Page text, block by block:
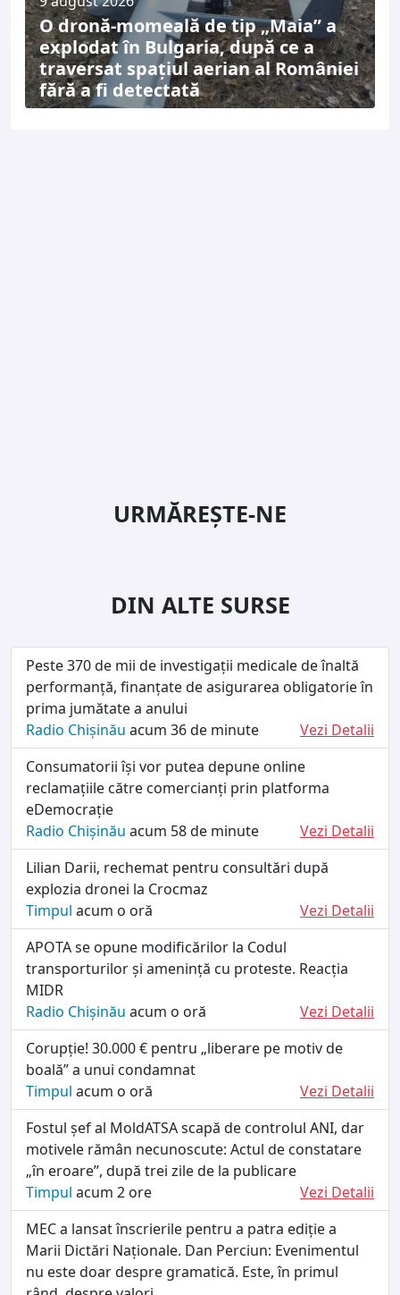
O dronă-momeală de tip „Maia” a
explodat în Bulgaria, după ce a
traversat spațiul aerian al României
fără a fi detectată
URMĂREȘTE-NE
DIN ALTE SURSE
Peste 370 de mii de investigații medicale de înaltă
performanță, finanțate de asigurarea obligatorie în
prima jumătate a anului
Radio Chișinău acum 36 de minute
Vezi Detalii
Consumatorii își vor putea depune online
reclamațiile către comercianți prin platforma
eDemocrație
Radio Chișinău acum 58 de minute
Vezi Detalii
Lilian Darii, rechemat pentru consultări după
explozia dronei la Crocmaz
Timpul acum o oră
Vezi Detalii
APOTA se opune modificărilor la Codul
transporturilor și amenință cu proteste. Reacția
MIDR
Radio Chișinău acum o oră
Vezi Detalii
Corupție! 30.000 € pentru „liberare pe motiv de
boală” a unui condamnat
Timpul acum o oră
Vezi Detalii
Fostul șef al MoldATSA scapă de controlul ANI, dar
motivele rămân necunoscute: Actul de constatare
„în eroare”, după trei zile de la publicare
Timpul acum 2 ore
Vezi Detalii
MEC a lansat înscrierile pentru a patra ediție a
Marii Dictări Naționale. Dan Perciun: Evenimentul
nu este doar despre gramatică. Este, în primul